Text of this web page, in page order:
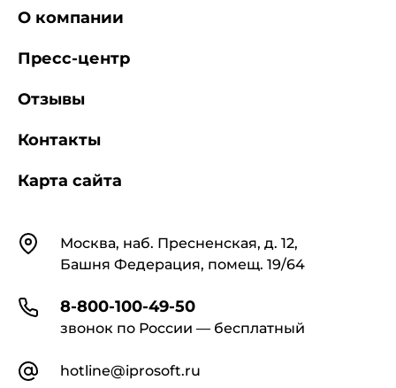
КонтактыМосква, наб. Пресненская, д. 12,
Башня Федерация, помещ. 19/64
8-800-100-49-50
звонок по России — бесплатный
hotline@iprosoft.ru
О компании
Пресс-центр
Отзывы
Контакты
Карта сайта